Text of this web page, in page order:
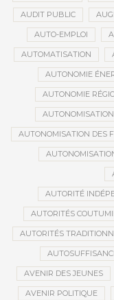
AUDIT PUBLIC
AUTO-EMPLOI
AUTOMATISATION
AUTONOMIE
AUTONOMIE
AUTONOMISATION
AUTONOMISATION DES
AUTORITÉ
AUTORITÉS
AUTORITÉS
AVENIR DES JEUNES
AVENIR POLITIQUE